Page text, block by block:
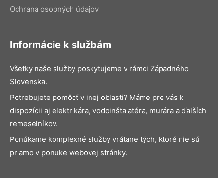
Ochrana osobných údajov
Informácie k službám
Všetky naše služby poskytujeme v rámci Západného
Slovenska.
Potrebujete pomôcť v inej oblasti? Máme pre vás k
dispozícii aj elektrikára, vodoinštalatéra, murára a ďalších
remeselníkov.
Ponúkame komplexné služby vrátane tých, ktoré nie sú
priamo v ponuke webovej stránky.